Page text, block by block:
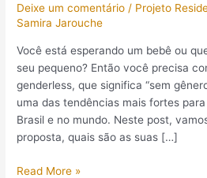
Deixe um comentário / Projeto
Samira Jarouche
Você está esperando um bebê ou
seu pequeno? Então você precisa
genderless, que significa “sem
uma das tendências mais fortes
Brasil e no mundo. Neste post,
proposta, quais são as suas […]
sem
limites
Read More »